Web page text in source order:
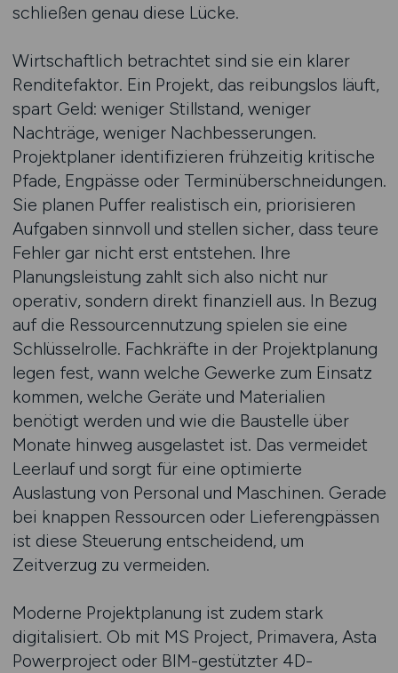
schließen genau diese Lücke.
Wirtschaftlich betrachtet sind sie ein klarer
Renditefaktor. Ein Projekt, das reibungslos läuft,
spart Geld: weniger Stillstand, weniger
Nachträge, weniger Nachbesserungen.
Projektplaner identifizieren frühzeitig kritische
Pfade, Engpässe oder Terminüberschneidungen.
Sie planen Puffer realistisch ein, priorisieren
Aufgaben sinnvoll und stellen sicher, dass teure
Fehler gar nicht erst entstehen. Ihre
Planungsleistung zahlt sich also nicht nur
operativ, sondern direkt finanziell aus. In Bezug
auf die Ressourcennutzung spielen sie eine
Schlüsselrolle. Fachkräfte in der Projektplanung
legen fest, wann welche Gewerke zum Einsatz
kommen, welche Geräte und Materialien
benötigt werden und wie die Baustelle über
Monate hinweg ausgelastet ist. Das vermeidet
Leerlauf und sorgt für eine optimierte
Auslastung von Personal und Maschinen. Gerade
bei knappen Ressourcen oder Lieferengpässen
ist diese Steuerung entscheidend, um
Zeitverzug zu vermeiden.
Moderne Projektplanung ist zudem stark
digitalisiert. Ob mit MS Project, Primavera, Asta
Powerproject oder BIM-gestützter 4D-